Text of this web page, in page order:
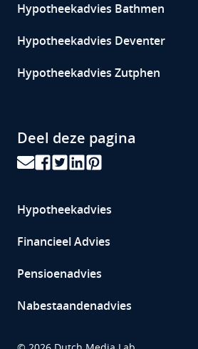
Hypotheekadvies Bathmen
Hypotheekadvies Deventer
Hypotheekadvies Zutphen
Deel deze pagina
Hypotheekadvies
Financieel Advies
Pensioenadvies
Nabestaandenadvies